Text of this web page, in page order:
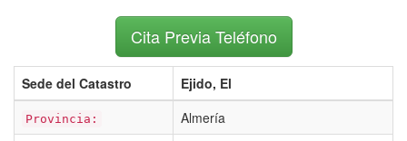
Cita Previa Teléfono
Sede del Catastro Ejido, El
Provincia: Almería